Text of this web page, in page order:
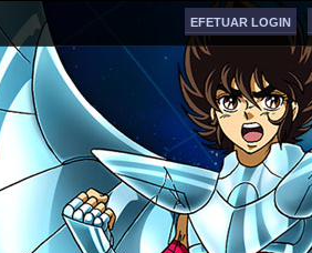
EFETUAR LOGIN